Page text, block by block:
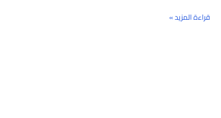
قراءة المزيد »